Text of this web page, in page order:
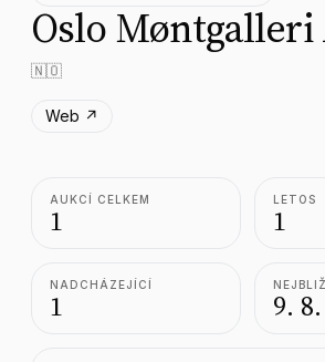
Oslo Møntgalleri
🇳🇴
Web ↗
AUKCÍ CELKEM
1
LETOS
1
NADCHÁZEJÍCÍ
1 9. 8.